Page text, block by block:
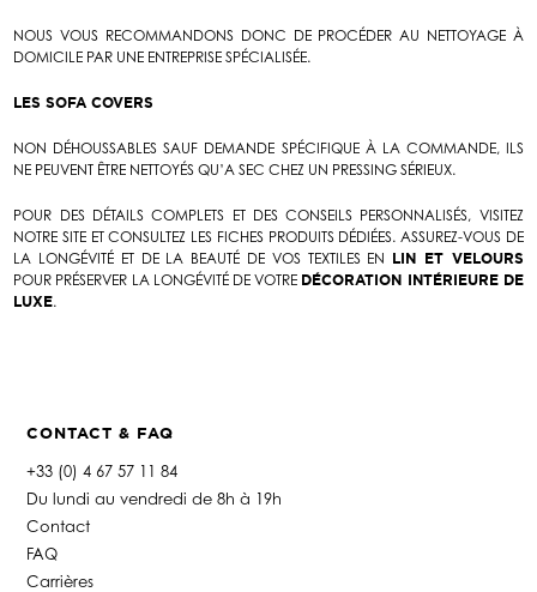
NOUS VOUS RECOMMANDONS DONC DE PROCÉDER AU NETTOYAGE À
DOMICILE PAR UNE ENTREPRISE SPÉCIALISÉE.
LES SOFA COVERS
NON DÉHOUSSABLES SAUF DEMANDE SPÉCIFIQUE À LA COMMANDE, ILS
NE PEUVENT ÊTRE NETTOYÉS QU’A SEC CHEZ UN PRESSING SÉRIEUX.
POUR DES DÉTAILS COMPLETS ET DES CONSEILS PERSONNALISÉS, VISITEZ
NOTRE SITE ET CONSULTEZ LES FICHES PRODUITS DÉDIÉES. ASSUREZ-VOUS DE
LA LONGÉVITÉ ET DE LA BEAUTÉ DE VOS TEXTILES EN LIN ET VELOURS
POUR PRÉSERVER LA LONGÉVITÉ DE VOTRE DÉCORATION INTÉRIEURE DE
LUXE.
CONTACT & FAQ
+33 (0) 4 67 57 11 84
Du lundi au vendredi de 8h à 19h
Contact
FAQ
Carrières